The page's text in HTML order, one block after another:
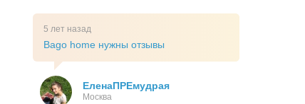
5 лет назад
Bago home нужны отзывы
ЕленаПРЕмудрая
Москва